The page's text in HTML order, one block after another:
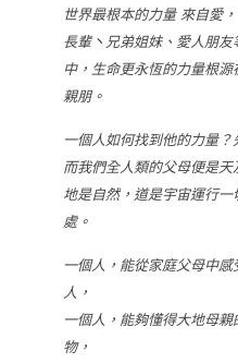
世界最根本的力量 來自愛
長輩丶兄弟姐妹、愛人朋
中，生命更永恆的力量根
親朋。
一個人如何找到他的力量
而我們全人類的父母便是
地是自然，道是宇宙運行
處。
一個人，能從家庭父母中
人，
一個人，能夠懂得大地母
物，